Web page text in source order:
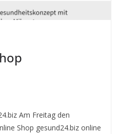
Am Freitag den
Shop gesund24.biz online